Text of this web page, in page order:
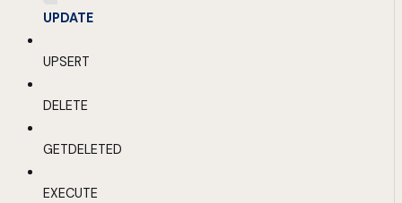
UPDATE
UPSERT
DELETE
GETDELETED
EXECUTE